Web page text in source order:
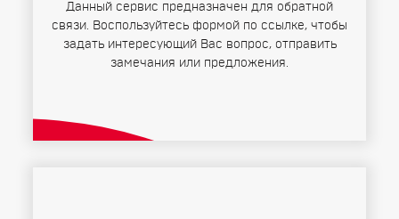
Данный сервис предназначен для обратной
связи. Воспользуйтесь формой по ссылке, чтобы
задать интересующий Вас вопрос, отправить
замечания или предложения.